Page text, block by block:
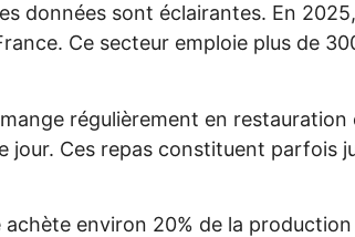
données sont éclairantes. En
Ce secteur emploie plus de
régulièrement en
jour. Ces repas constituent parfois
environ 20% de la